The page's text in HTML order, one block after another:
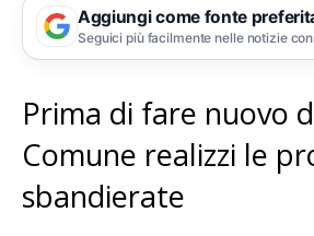
Aggiungi come fonte
Seguici più facilmente nelle notizie
Prima di fare nuovo
Comune realizzi le
sbandierate